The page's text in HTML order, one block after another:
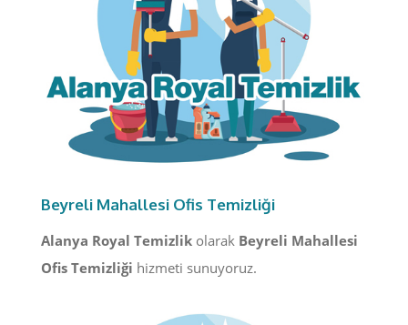
Beyreli Mahallesi Ofis Temizliği
Alanya Royal Temizlik olarak Beyreli Mahallesi
Ofis Temizliği hizmeti sunuyoruz.